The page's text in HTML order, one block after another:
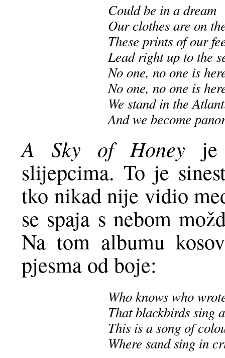
Could be in a dream
Our clothes are on
These prints of our
Lead right up to the
No one, no one is
No one, no one is
We stand in the
And we become
A Sky of Honey je
slijepcima. To je
tko nikad nije vidio
se spaja s nebom
Na tom albumu
pjesma od boje:
Who knows who
That blackbirds sing
This is a song of
Where sand sing in